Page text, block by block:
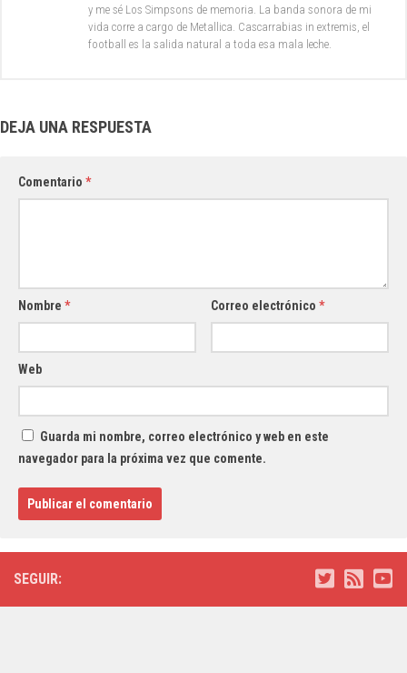
y me sé Los Simpsons de memoria. La banda sonora de mi
vida corre a cargo de Metallica. Cascarrabias in extremis, el
football es la salida natural a toda esa mala leche.
DEJA UNA RESPUESTA
Comentario *
Nombre * Correo electrónico*
Web
Guarda mi nombre, correo electrónico y web en este
navegador para la próxima vez que comente.
SEGUIR: